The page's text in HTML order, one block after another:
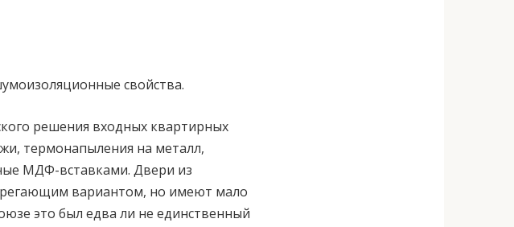
свойства.
решения входных квартирных
термонапыления на металл,
МДФ-вставками. Двери из
вариантом, но имеют мало
это был едва ли не единственный